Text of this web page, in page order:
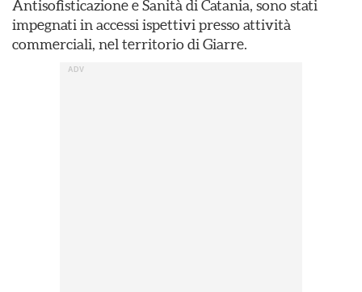
Antisofisticazione e Sanità di Catania, sono stati
impegnati in accessi ispettivi presso attività
commerciali, nel territorio di Giarre.